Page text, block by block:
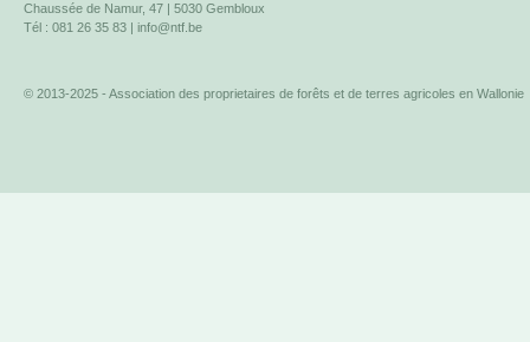
Chaussée de Namur, 47 | 5030 Gembloux
Tél : 081 26 35 83 | info@ntf.be
© 2013-2025 - Association des proprietaires de forêts et de terres agricoles en Wallonie